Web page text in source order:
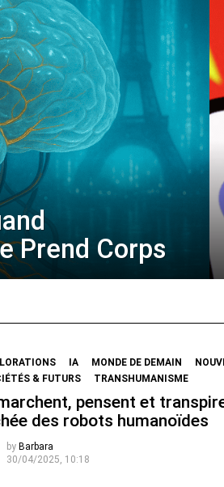
Prend Corps
IA MONDE DE DEMAIN
& FUTURS
TRANSHUMANISME
pensent et
des robots humanoïdes
by Barbara
30/04/2025, 10:18